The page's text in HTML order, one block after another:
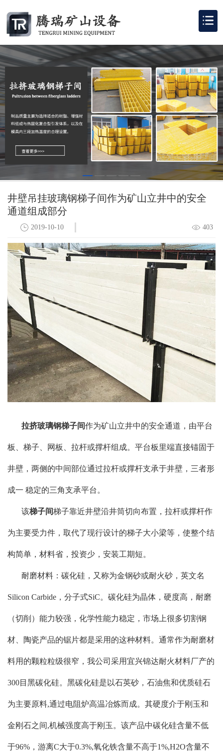
井壁吊挂玻璃钢梯子间作为矿山立井中的安全
通道组成部分
403
2019-10-10
拉挤玻璃钢梯子间作为矿山立井中的安全通道，由平台
板、梯子、网板、拉杆或撑杆组成。平台板里端直接锚固于
井壁，两侧的中间部位通过拉杆或撑杆支承于井壁，三者形
成一 稳定的三角支承平台。
该梯子间梯子靠近井壁沿井筒切向布置，拉杆或撑杆作
为主要受力件，取代了现行设计的梯子大小梁等，使整个结
构简单，材料省，投资少，安装工期短。
耐磨材料：碳化硅，又称为金钢砂或耐火砂，英文名
Silicon Carbide，分子式SiC。碳化硅为晶体，硬度高，耐磨
（切削）能力较强，化学性能力稳定，市场上很多切割钢
材、陶瓷产品的锯片都是采用的这种材料。通常作为耐磨材
料用的颗粒粒级很窄，我公司采用宜兴锦达耐火材料厂产的
300目黑碳化硅。黑碳化硅是以石英砂，石油焦和优质硅石
为主要原料,通过电阻炉高温冶炼而成。其硬度介于刚玉和
金刚石之间,机械强度高于刚玉。该产品中碳化硅含量不低
于96%，游离C大于0.3%,氧化铁含量不高于1%,H2O含量不